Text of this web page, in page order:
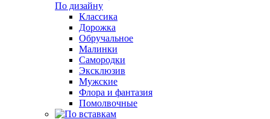
По дизайну
Классика
Дорожка
Обручальное
Малинки
Самородки
Эксклюзив
Мужские
Флора и фантазия
Помолвочные